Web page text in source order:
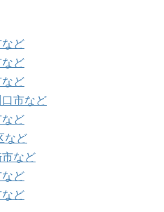
ど
ど
ど
市など
ど
など
など
ど
ど